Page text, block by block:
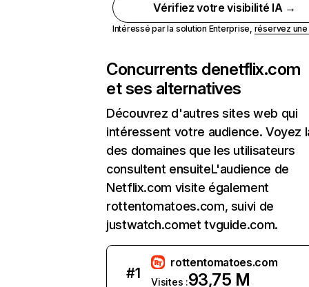
Vérifiez votre visibilité IA →
Intéressé par la solution Enterprise, réservez
Concurrents denetflix.com
et ses alternatives
Découvrez d'autres sites web qui
intéressent votre audience. Voyez
des domaines que les utilisateurs
consultent ensuiteL'audience de
Netflix.com visite également
rottentomatoes.com, suivi de
justwatch.comet tvguide.com.
#1
rottentomatoes.com
Visites :93,75 M